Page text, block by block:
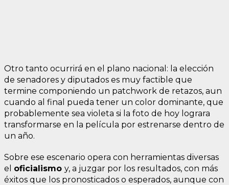
Otro tanto ocurrirá en el plano nacional: la elección
de senadores y diputados es muy factible que
termine componiendo un patchwork de retazos, aun
cuando al final pueda tener un color dominante, que
probablemente sea violeta si la foto de hoy lograra
transformarse en la película por estrenarse dentro de
un año.
Sobre ese escenario opera con herramientas diversas
el oficialismo y, a juzgar por los resultados, con más
éxitos que los pronosticados o esperados, aunque con